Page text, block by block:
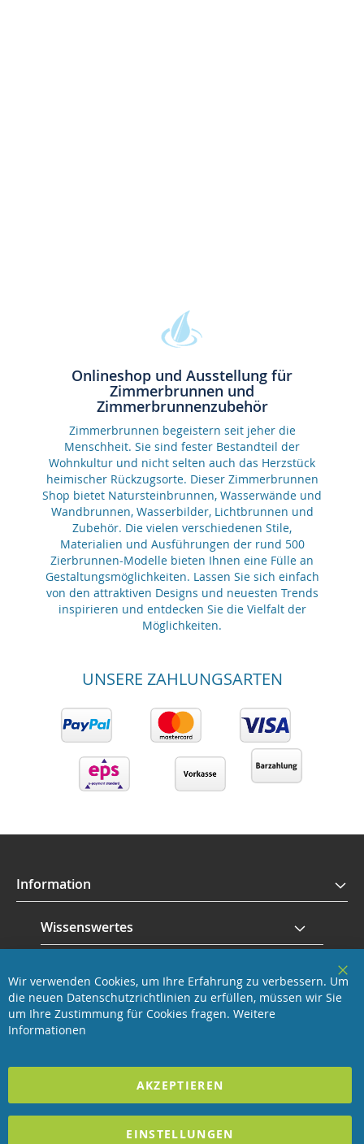
Onlineshop und Ausstellung für
Zimmerbrunnen und
Zimmerbrunnenzubehör
Zimmerbrunnen begeistern seit jeher die
Menschheit. Sie sind fester Bestandteil der
Wohnkultur und nicht selten auch das Herzstück
heimischer Rückzugsorte. Dieser Zimmerbrunnen
Shop bietet Natursteinbrunnen, Wasserwände und
Wandbrunnen, Wasserbilder, Lichtbrunnen und
Zubehör. Die vielen verschiedenen Stile,
Materialien und Ausführungen der rund 500
Zierbrunnen-Modelle bieten Ihnen eine Fülle an
Gestaltungsmöglichkeiten. Lassen Sie sich einfach
von den attraktiven Designs und neuesten Trends
inspirieren und entdecken Sie die Vielfalt der
Möglichkeiten.
UNSERE ZAHLUNGSARTEN
Information
Wissenswertes
Revisage GmbH
Wir verwenden Cookies, um Ihre Erfahrung zu verbessern. Um
die neuen Datenschutzrichtlinien zu erfüllen, müssen wir Sie
um Ihre Zustimmung für Cookies fragen. Weitere
Informationen
AKZEPTIEREN
EINSTELLUNGEN